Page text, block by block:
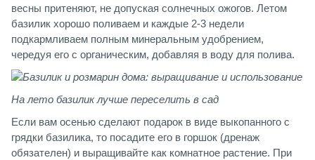
весны притеняют, не допуская солнечных ожогов. Летом
базилик хорошо поливаем и каждые 2-3 недели
подкармливаем полным минеральным удобрением,
чередуя его с органическим, добавляя в воду для полива.
На лето базилик лучше переселить в сад
Если вам осенью сделают подарок в виде выкопанного с
грядки базилика, то посадите его в горшок (дренаж
обязателен) и выращивайте как комнатное растение. При